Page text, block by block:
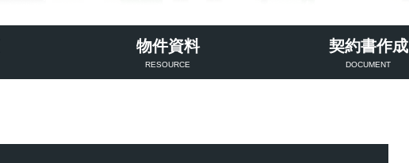
物件資料
RESOURCE
契約書作成
DOCUMENT